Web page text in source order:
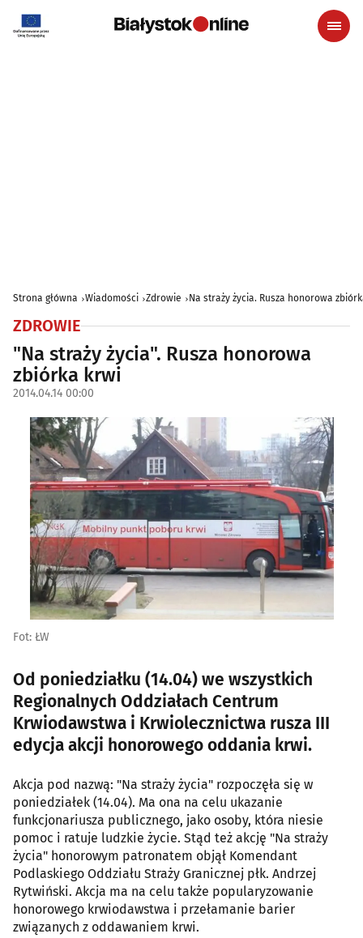
Strona główna Wiadomości Zdrowie Na straży życia. Rusza honorowa
ZDROWIE
"Na straży życia". Rusza honorowa
zbiórka krwi
2014.04.14 00:00
Fot: ŁW
Od poniedziałku (14.04) we wszystkich
Regionalnych Oddziałach Centrum
Krwiodawstwa i Krwiolecznictwa rusza III
edycja akcji honorowego oddania krwi.
Akcja pod nazwą: "Na straży życia" rozpoczęła się w
poniedziałek (14.04). Ma ona na celu ukazanie
funkcjonariusza publicznego, jako osoby, która niesie
pomoc i ratuje ludzkie życie. Stąd też akcję "Na straży
życia" honorowym patronatem objął Komendant
Podlaskiego Oddziału Straży Granicznej płk. Andrzej
Rytwiński. Akcja ma na celu także popularyzowanie
honorowego krwiodawstwa i przełamanie barier
związanych z oddawaniem krwi.